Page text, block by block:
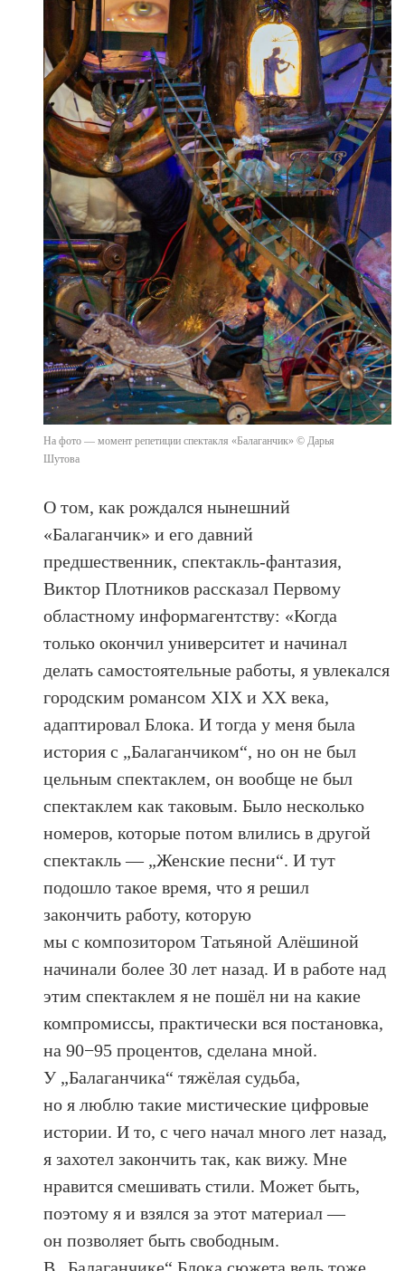
На фото — момент репетиции спектакля «Балаганчик» © Дарья
Шутова
О том, как рождался нынешний
«Балаганчик» и его давний
предшественник, спектакль-фантазия,
Виктор Плотников рассказал Первому
областному информагентству: «Когда
только окончил университет и начинал
делать самостоятельные работы, я увлекался
городским романсом XIX и XX века,
адаптировал Блока. И тогда у меня была
история с „Балаганчиком“, но он не был
цельным спектаклем, он вообще не был
спектаклем как таковым. Было несколько
номеров, которые потом влились в другой
спектакль — „Женские песни“. И тут
подошло такое время, что я решил
закончить работу, которую
мы с композитором Татьяной Алёшиной
начинали более 30 лет назад. И в работе над
этим спектаклем я не пошёл ни на какие
компромиссы, практически вся постановка,
на 90−95 процентов, сделана мной.
У „Балаганчика“ тяжёлая судьба,
но я люблю такие мистические цифровые
истории. И то, с чего начал много лет назад,
я захотел закончить так, как вижу. Мне
нравится смешивать стили. Может быть,
поэтому я и взялся за этот материал —
он позволяет быть свободным.